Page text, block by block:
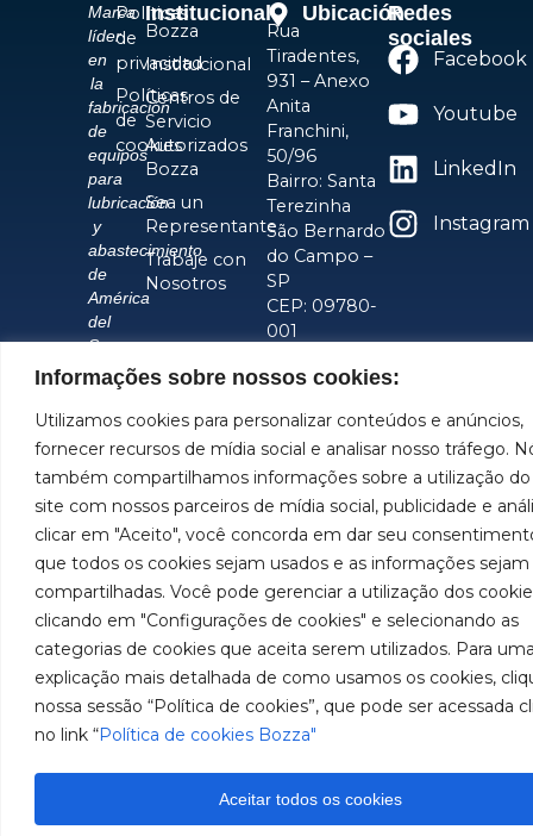
Informações sobre nossos cookies:
Utilizamos cookies para personalizar conteúdos e anúncios,
fornecer recursos de mídia social e analisar nosso tráfego.
também compartilhamos informações sobre a utilização do
site com nossos parceiros de mídia social, publicidade e
clicar em "Aceito", você concorda em dar seu
que todos os cookies sejam usados e as informações sejam
compartilhadas. Você pode gerenciar a utilização dos
clicando em "Configurações de cookies" e selecionando as
categorias de cookies que aceita serem utilizados. Para
explicação mais detalhada de como usamos os cookies,
nossa sessão “Política de cookies”, que pode ser acessada
no link “Política de cookies Bozza"
Aceitar todos os cookies
Marca
líder
en
la
fabricación
de
equipos
para
lubricación
y
abastecimiento
de
América
del
Sur.
Políticas
de
privacidad
Políticas
de
cookies
Institucional
Bozza
Institucional
Centros de
Servicio
Autorizados
Bozza
Sea un
Representante
Trabaje con
Nosotros
Ubicación
Rua
Tiradentes,
931 – Anexo
Anita
Franchini,
50/96
Bairro: Santa
Terezinha
São Bernardo
do Campo –
SP
CEP: 09780-
001
Hable
con
nosotros
SAC: 0800
019 5050
Redes
sociales
Facebook
Youtube
LinkedIn
Instagram
Imágenes meramente ilustrativas. Información sujeta a
cambios sin previo aviso. Todos los derechos
reservados a José Murilia Bozza Comércio e Indústria
Ltda.